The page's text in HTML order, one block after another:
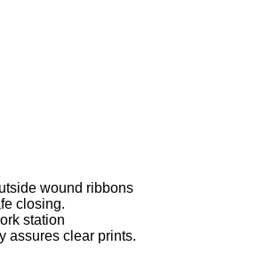
wound ribbons
closing.
station
assures clear prints.